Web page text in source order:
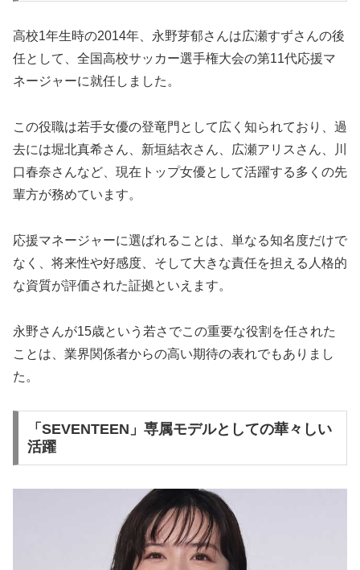
高校1年生時の2014年、永野芽郁さんは広瀬すずさんの後
任として、全国高校サッカー選手権大会の第11代応援マ
ネージャーに就任しました。
この役職は若手女優の登竜門として広く知られており、過
去には堀北真希さん、新垣結衣さん、広瀬アリスさん、川
口春奈さんなど、現在トップ女優として活躍する多くの先
輩方が務めています。
応援マネージャーに選ばれることは、単なる知名度だけで
なく、将来性や好感度、そして大きな責任を担える人格的
な資質が評価された証拠といえます。
永野さんが15歳という若さでこの重要な役割を任された
ことは、業界関係者からの高い期待の表れでもありまし
た。
「SEVENTEEN」専属モデルとしての華々しい
活躍